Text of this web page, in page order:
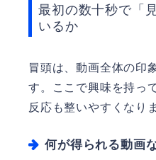
最初の数十秒で「
いるか
冒頭は、動画全体の印
す。ここで興味を持っ
反応も整いやすくなり
何が得られる動画